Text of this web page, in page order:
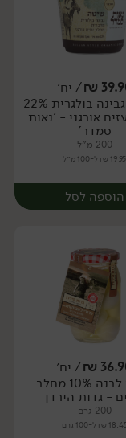
יח׳
₪/ יח׳
'שיטה' גבינה בולגרית 22%
אורגני - 'נאות
סמדר'
200 מ״ל
19.95 ₪ ל-100 מ״ל
הוספה לסל
יח׳
₪/ יח׳
כדורי לבנה 10% מחלב
- גדות הירדן
200 גרם
18.45 ₪ ל-100 גרם